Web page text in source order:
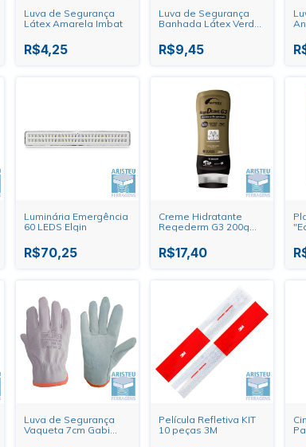
Luva de Segurança
Látex Amarela Imbat
R$4,25
Luva de Segurança
Banhada Látex Verde
R$9,45
Luminária Emergência
60 LEDS Elgin
R$70,25
Creme Hidratante
Regederm G3 200g
R$17,40
Luva de Segurança
Vaqueta 7cm Gabi
Película Refletiva KIT
10 peças 3M